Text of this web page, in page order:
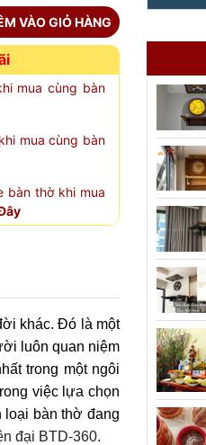
VÀO GIỎ HÀNG
mua cùng bàn
mua cùng bàn
bàn thờ khi mua
khác. Đó là một
luôn quan niệm
trong một ngôi
việc lựa chọn
loại bàn thờ đang
đại BTD-360.